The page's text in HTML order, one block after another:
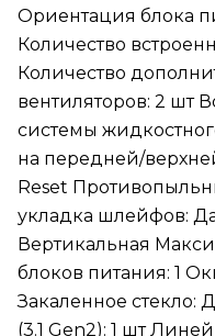
Ориентация блока
Количество
Количество
вентиляторов: 2 шт
системы
на передней/
Reset
укладка шлейфов:
Вертикальная
блоков питания: 1
Закаленное стекло:
(3.1 Gen2): 1 шт